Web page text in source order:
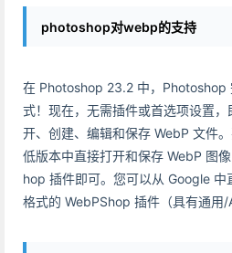
photoshop对webp的支持
在 Photoshop 23.2 中，Photoshop
式！现在，无需插件或首选项设置
开、创建、编辑和保存 WebP 文件
低版本中直接打开和保存 WebP 图
hop 插件即可。您可以从 Google 中
格式的 WebPShop 插件（具有通用/